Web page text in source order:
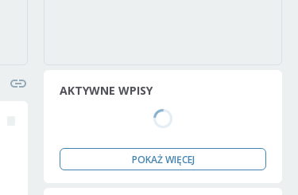
AKTYWNE WPISY
POKAŻ WIĘCEJ